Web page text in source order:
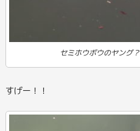
セミホウボウのヤング？
すげー！！